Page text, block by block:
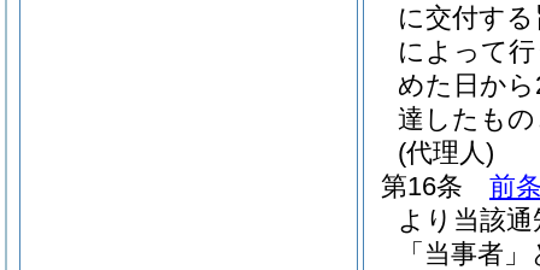
に交付す
によって
めた日か
達したも
(代理人)
第16条
前
より当該
「当事者